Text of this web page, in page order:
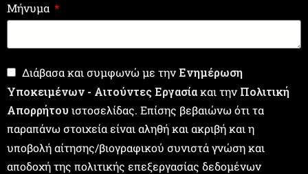
Μήνυμα
Διάβασα και συμφωνώ με τηνΕνημέρωση
Υποκειμένων - Αιτούντες Εργασίακαι τηνΠολιτική
Απορρήτου ιστοσελίδας. Επίσης βεβαιώνω ότι τα
παραπάνω στοιχεία είναι αληθή και ακριβή και η
υποβολή αίτησης/βιογραφικού συνιστά γνώση και
αποδοχή της πολιτικής επεξεργασίας δεδομένων